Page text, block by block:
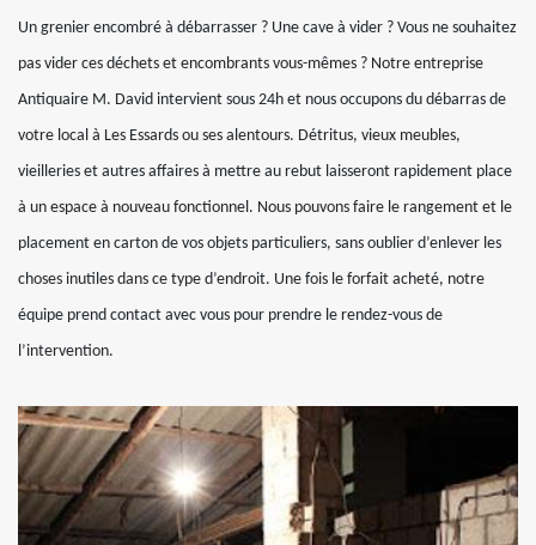
Un grenier encombré à débarrasser ? Une cave à vider ? Vous ne souhaitez
pas vider ces déchets et encombrants vous-mêmes ? Notre entreprise
Antiquaire M. David intervient sous 24h et nous occupons du débarras de
votre local à Les Essards ou ses alentours. Détritus, vieux meubles,
vieilleries et autres affaires à mettre au rebut laisseront rapidement place
à un espace à nouveau fonctionnel. Nous pouvons faire le rangement et le
placement en carton de vos objets particuliers, sans oublier d’enlever les
choses inutiles dans ce type d’endroit. Une fois le forfait acheté, notre
équipe prend contact avec vous pour prendre le rendez-vous de
l’intervention.